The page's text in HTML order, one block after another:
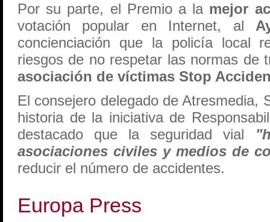
Por su parte, el Premio a la mejor
votación popular en Internet, al
concienciación que la policía local
riesgos de no respetar las normas
asociación de víctimas Stop
El consejero delegado de Atresmedia,
historia de la iniciativa de
destacado que la seguridad vial
asociaciones civiles y medios de
reducir el número de accidentes.
Europa Press